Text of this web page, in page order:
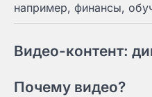
например, финансы,
Видео-контент:
Почему видео?